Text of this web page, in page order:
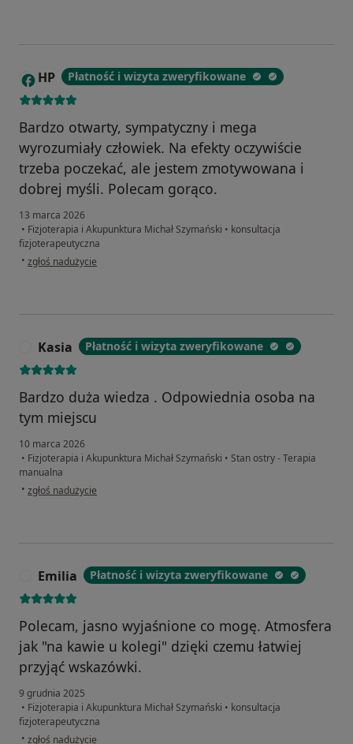
H HP Płatność i wizyta zweryfikowane
Bardzo otwarty, sympatyczny i mega
wyrozumiały człowiek. Na efekty oczywiście
trzeba poczekać, ale jestem zmotywowana i
dobrej myśli. Polecam gorąco.
13 marca 2026
• Fizjoterapia i Akupunktura Michał Szymański • konsultacja
fizjoterapeutyczna
• w opinii użytkownika HP
zgłoś nadużycie
Kasia Płatność i wizyta zweryfikowane
Bardzo duża wiedza . Odpowiednia osoba na
tym miejscu
10 marca 2026
• Fizjoterapia i Akupunktura Michał Szymański • Stan ostry - Terapia
manualna
• w opinii użytkownika Kasia
zgłoś nadużycie
Emilia Płatność i wizyta zweryfikowane
Polecam, jasno wyjaśnione co mogę. Atmosfera
jak "na kawie u kolegi" dzięki czemu łatwiej
przyjąć wskazówki.
9 grudnia 2025
• Fizjoterapia i Akupunktura Michał Szymański • konsultacja
fizjoterapeutyczna
• w opinii użytkownika Emilia
zgłoś nadużycie